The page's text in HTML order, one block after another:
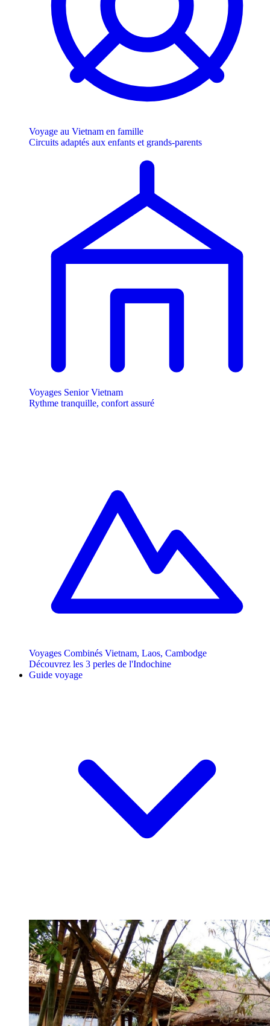
Voyage au Vietnam en famille
Circuits adaptés aux enfants et grands-parents
Voyages Senior Vietnam
Rythme tranquille, confort assuré
Voyages Combinés Vietnam, Laos, Cambodge
Découvrez les 3 perles de l'Indochine
Guide voyage